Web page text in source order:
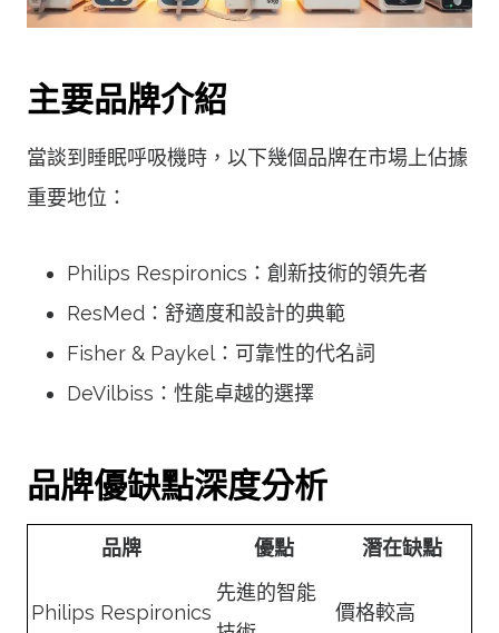
主要品牌介紹
當談到睡眠呼吸機時，以下幾個品牌在市場上佔據
重要地位：
Philips Respironics：創新技術的領先者
ResMed：舒適度和設計的典範
Fisher & Paykel：可靠性的代名詞
DeVilbiss：性能卓越的選擇
品牌優缺點深度分析
品牌 優點 潛在缺點
Philips Respironics
先進的智能
價格較高